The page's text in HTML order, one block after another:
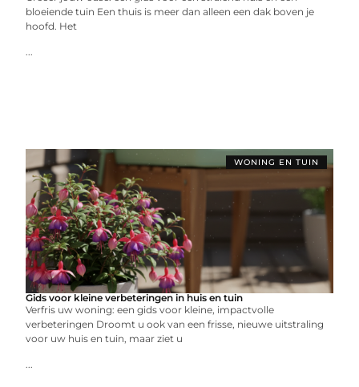
bloeiende tuin Een thuis is meer dan alleen een dak boven je
hoofd. Het
...
WONING EN TUIN
Gids voor kleine verbeteringen in huis en tuin
Verfris uw woning: een gids voor kleine, impactvolle
verbeteringen Droomt u ook van een frisse, nieuwe uitstraling
voor uw huis en tuin, maar ziet u
...